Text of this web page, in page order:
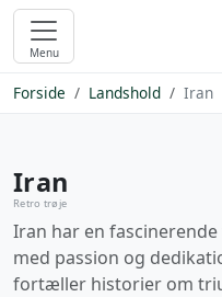
Menu
Forside Landshold Iran
Iran
Retro trøje
Iran har en
med passion og
fortæller historier om